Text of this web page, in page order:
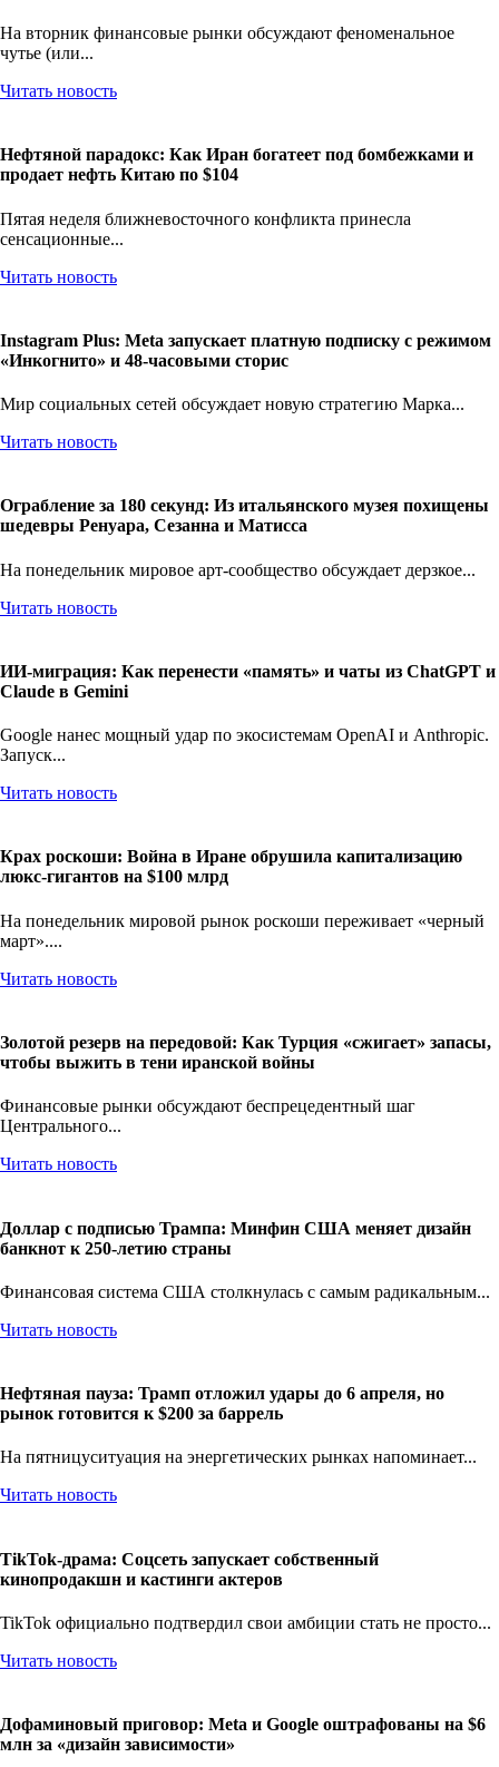
На вторник финансовые рынки обсуждают феноменальное
чутье (или...
Читать новость
Нефтяной парадокс: Как Иран богатеет под бомбежками и
продает нефть Китаю по $104
Пятая неделя ближневосточного конфликта принесла
сенсационные...
Читать новость
Instagram Plus: Meta запускает платную подписку с режимом
«Инкогнито» и 48-часовыми сторис
Мир социальных сетей обсуждает новую стратегию Марка...
Читать новость
Ограбление за 180 секунд: Из итальянского музея похищены
шедевры Ренуара, Сезанна и Матисса
На понедельник мировое арт-сообщество обсуждает дерзкое...
Читать новость
ИИ-миграция: Как перенести «память» и чаты из ChatGPT и
Claude в Gemini
Google нанес мощный удар по экосистемам OpenAI и Anthropic.
Запуск...
Читать новость
Крах роскоши: Война в Иране обрушила капитализацию
люкс-гигантов на $100 млрд
На понедельник мировой рынок роскоши переживает «черный
март»....
Читать новость
Золотой резерв на передовой: Как Турция «сжигает» запасы,
чтобы выжить в тени иранской войны
Финансовые рынки обсуждают беспрецедентный шаг
Центрального...
Читать новость
Доллар с подписью Трампа: Минфин США меняет дизайн
банкнот к 250-летию страны
Финансовая система США столкнулась с самым радикальным...
Читать новость
Нефтяная пауза: Трамп отложил удары до 6 апреля, но
рынок готовится к $200 за баррель
На пятницуситуация на энергетических рынках напоминает...
Читать новость
TikTok-драма: Соцсеть запускает собственный
кинопродакшн и кастинги актеров
TikTok официально подтвердил свои амбиции стать не просто...
Читать новость
Дофаминовый приговор: Meta и Google оштрафованы на $6
млн за «дизайн зависимости»